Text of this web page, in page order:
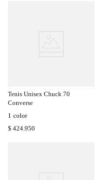
Tenis Unisex Chuck 70
Converse
1 color
$ 424.950